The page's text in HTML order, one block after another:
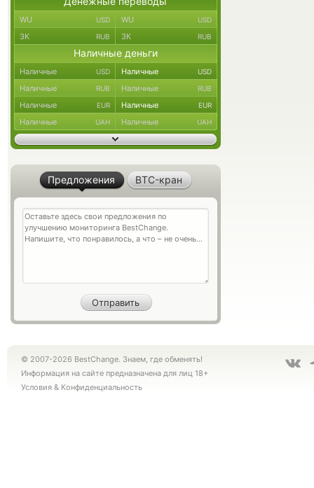
WU USD WU USD
ЗК RUB ЗК RUB
Наличные деньги
Наличные USD Наличные USD
Наличные RUB Наличные RUB
Наличные EUR Наличные EUR
Наличные UAH Наличные UAH
Предложения BTC-кран
© 2007-2026 BestChange. Знаем, где обменять!
Информация на сайте предназначена для лиц 18+
Условия & Конфиденциальность